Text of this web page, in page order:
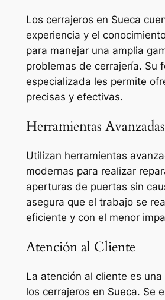
Los cerrajeros en Sueca
experiencia y el
para manejar una amplia
problemas de cerrajería. Su
especializada les permite
precisas y efectivas.
Herramientas Avanzadas
Utilizan herramientas
modernas para realizar
aperturas de puertas sin
asegura que el trabajo se
eficiente y con el menor
Atención al Cliente
La atención al cliente es
los cerrajeros en Sueca. Se